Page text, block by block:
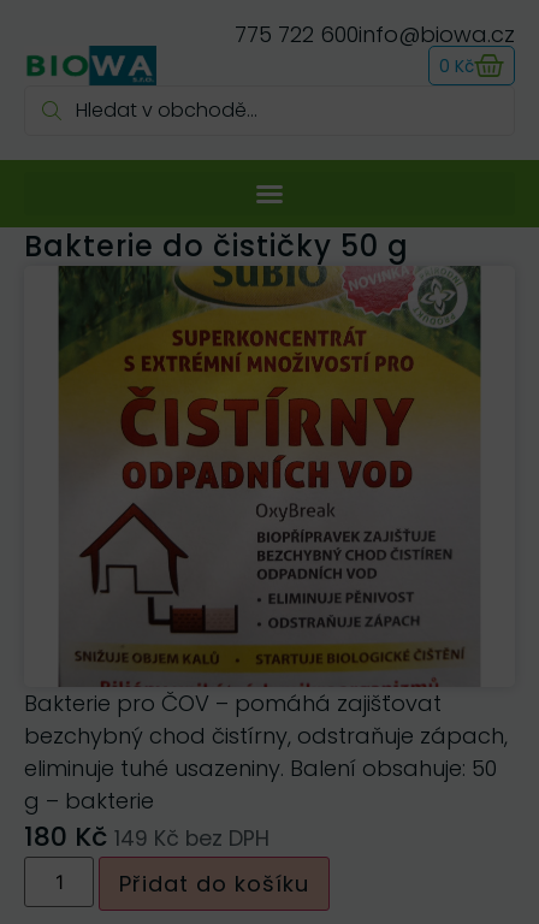
775 722 600info@biowa.cz
0 Kč
Bakterie do čističky 50 g
Bakterie pro ČOV – pomáhá zajišťovat
bezchybný chod čistírny, odstraňuje zápach,
eliminuje tuhé usazeniny. Balení obsahuje: 50
g – bakterie
180 Kč 149 Kč bez DPH
Přidat do košíku